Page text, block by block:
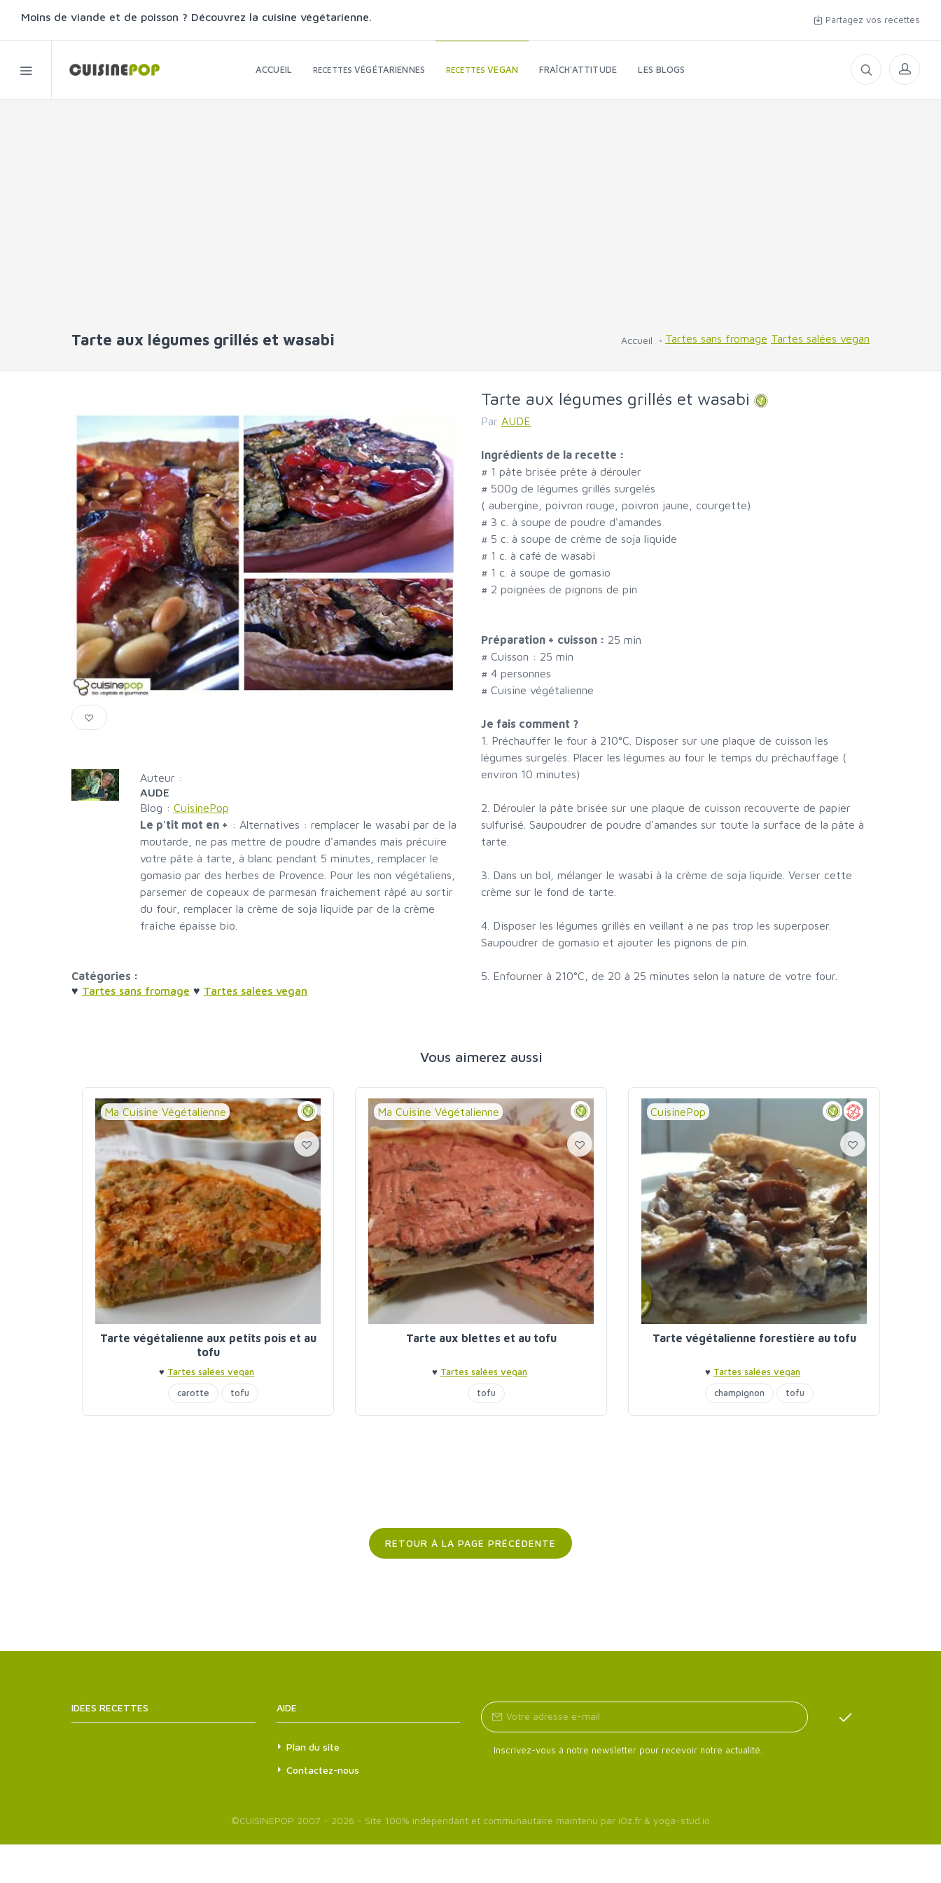
Moins de viande et de poisson ? Découvrez la cuisine végétarienne. Partagez vos recettes
ACCUEIL RECETTESVÉGÉTARIENNES RECETTESVEGAN FRAÎCH'ATTITUDE LES BLOGS
Tarte aux légumes grillés et wasabi Accueil Tartes sans fromage Tartes salées vegan
Auteur :
AUDE
Blog : CuisinePop
Le p'tit mot en + : Alternatives : remplacer le wasabi par de la
moutarde, ne pas mettre de poudre d'amandes mais précuire
votre pâte à tarte, à blanc pendant 5 minutes, remplacer le
gomasio par des herbes de Provence. Pour les non végétaliens,
parsemer de copeaux de parmesan fraichement râpé au sortir
du four, remplacer la crème de soja liquide par de la crème
fraîche épaisse bio.
Catégories :
♥ Tartes sans fromage ♥ Tartes salées vegan
Tarte aux légumes grillés et wasabi
Par AUDE
Ingrédients de la recette :
# 1 pâte brisée prête à dérouler
# 500g de légumes grillés surgelés
( aubergine, poivron rouge, poivron jaune, courgette)
# 3 c. à soupe de poudre d'amandes
# 5 c. à soupe de crème de soja liquide
# 1 c. à café de wasabi
# 1 c. à soupe de gomasio
# 2 poignées de pignons de pin
Préparation + cuisson : 25 min
# Cuisson : 25 min
# 4 personnes
# Cuisine végétalienne
Je fais comment ?
1. Préchauffer le four à 210°C. Disposer sur une plaque de cuisson les
légumes surgelés. Placer les légumes au four le temps du préchauffage (
environ 10 minutes)
2. Dérouler la pâte brisée sur une plaque de cuisson recouverte de papier
sulfurisé. Saupoudrer de poudre d'amandes sur toute la surface de la pâte à
tarte.
3. Dans un bol, mélanger le wasabi à la crème de soja liquide. Verser cette
crème sur le fond de tarte.
4. Disposer les légumes grillés en veillant à ne pas trop les superposer.
Saupoudrer de gomasio et ajouter les pignons de pin.
5. Enfourner à 210°C, de 20 à 25 minutes selon la nature de votre four.
Vous aimerez aussi
Ma Cuisine Végétalienne
Tarte végétalienne aux petits pois et au
tofu
♥ Tartes salées vegan
carotte
tofu
Ma Cuisine Végétalienne
Tarte aux blettes et au tofu
♥ Tartes salées vegan
tofu
CuisinePop
Tarte végétalienne forestière au tofu
♥ Tartes salées vegan
champignon
tofu
RETOUR À LA PAGE PRÉCÉDENTE
IDÉES RECETTES AIDE
Plan du site
Contactez-nous
Inscrivez-vous à notre newsletter pour recevoir notre actualité.
©CUISINEPOP 2007 - 2026 - Site 100% indépendant et communautaire maintenu par iOz.fr & yoga-stud.io